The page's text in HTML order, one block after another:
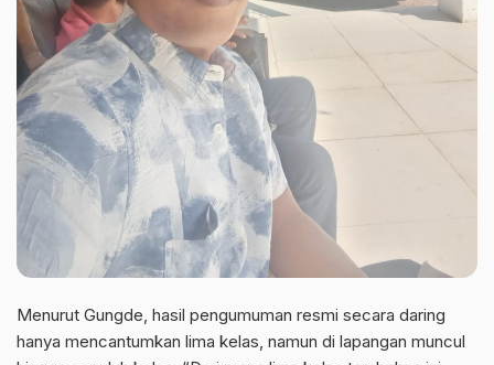
Menurut Gungde, hasil pengumuman resmi secara daring
hanya mencantumkan lima kelas, namun di lapangan muncul